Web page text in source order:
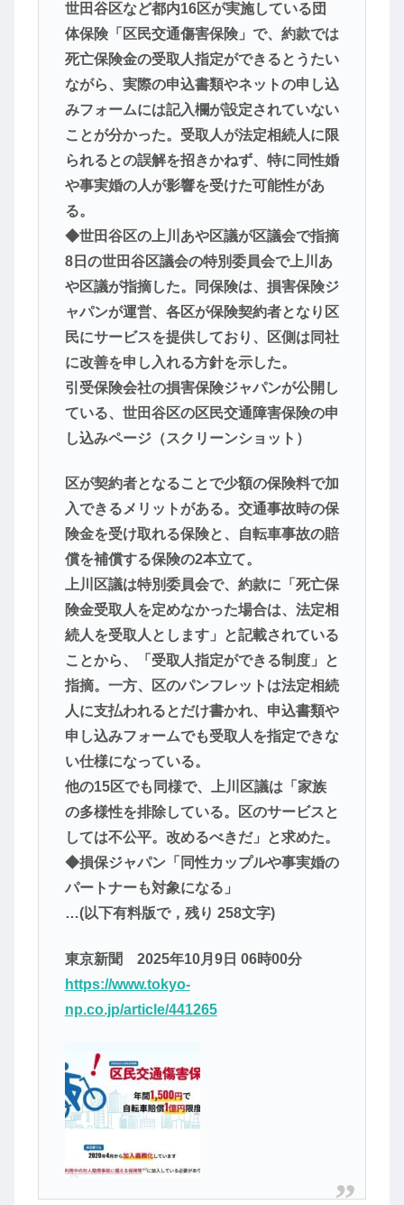
世田谷区など都内16区が実施している団
体保険「区民交通傷害保険」で、約款では
死亡保険金の受取人指定ができるとうたい
ながら、実際の申込書類やネットの申し込
みフォームには記入欄が設定されていない
ことが分かった。受取人が法定相続人に限
られるとの誤解を招きかねず、特に同性婚
や事実婚の人が影響を受けた可能性があ
る。
◆世田谷区の上川あや区議が区議会で指摘
8日の世田谷区議会の特別委員会で上川あ
や区議が指摘した。同保険は、損害保険ジ
ャパンが運営、各区が保険契約者となり区
民にサービスを提供しており、区側は同社
に改善を申し入れる方針を示した。
引受保険会社の損害保険ジャパンが公開し
ている、世田谷区の区民交通障害保険の申
し込みページ（スクリーンショット）
区が契約者となることで少額の保険料で加
入できるメリットがある。交通事故時の保
険金を受け取れる保険と、自転車事故の賠
償を補償する保険の2本立て。
上川区議は特別委員会で、約款に「死亡保
険金受取人を定めなかった場合は、法定相
続人を受取人とします」と記載されている
ことから、「受取人指定ができる制度」と
指摘。一方、区のパンフレットは法定相続
人に支払われるとだけ書かれ、申込書類や
申し込みフォームでも受取人を指定できな
い仕様になっている。
他の15区でも同様で、上川区議は「家族
の多様性を排除している。区のサービスと
しては不公平。改めるべきだ」と求めた。
◆損保ジャパン「同性カップルや事実婚の
パートナーも対象になる」
…(以下有料版で，残り 258文字)
東京新聞 2025年10月9日 06時00分
https://www.tokyo-
np.co.jp/article/441265